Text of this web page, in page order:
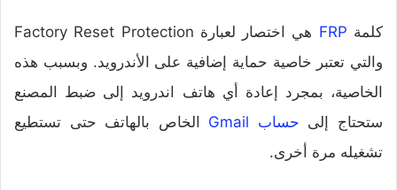
كلمة FRP
هي اختصار لعبارة Factory Reset Protection
والتي تعتبر خاصية حماية إضافية على الأندرويد. وبسبب هذه
الخاصية، بمجرد إعادة أي هاتف اندرويد إلى ضبط المصنع
ستحتاج إلى حساب Gmail
الخاص بالهاتف حتى تستطيع
تشغيله مرة أخرى.